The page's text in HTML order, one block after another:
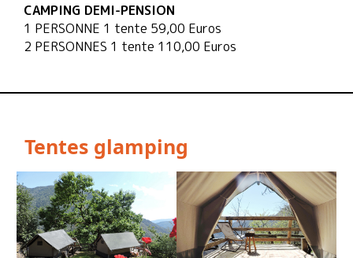
CAMPING DEMI-PENSION
1 PERSONNE 1 tente 59,00 Euros
2 PERSONNES 1 tente 110,00 Euros
Tentes glamping